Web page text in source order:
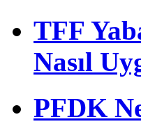
TFF
Nasıl
PFDK